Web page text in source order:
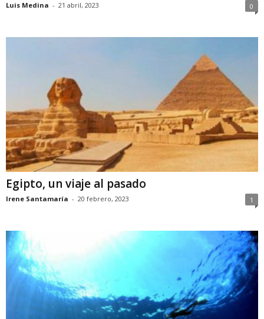
Luis Medina - 21 abril, 2023 0
Egipto, un viaje al pasado
Irene Santamaría - 20 febrero, 2023 1